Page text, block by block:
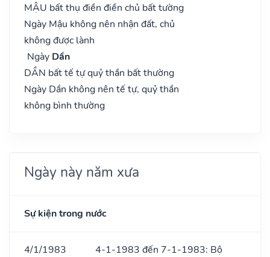
MẬU bất thụ điền điền chủ bất tường
Ngày Mậu không nên nhận đất, chủ
không được lành
Ngày Dần
DẦN bất tế tự quỷ thần bất thường
Ngày Dần không nên tế tự, quỷ thần
không bình thường
Ngày này năm xưa
Sự kiện trong nước
4/1/1983
4-1-1983 đến 7-1-1983: Bộ